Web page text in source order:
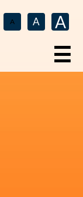
A A A
☰